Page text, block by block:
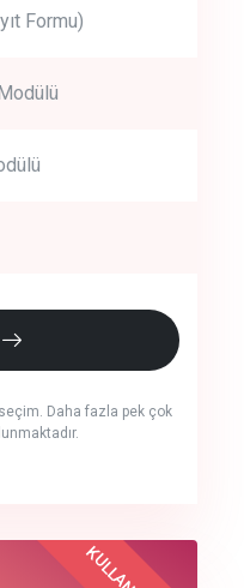
Formu)
Daha fazla pek çok